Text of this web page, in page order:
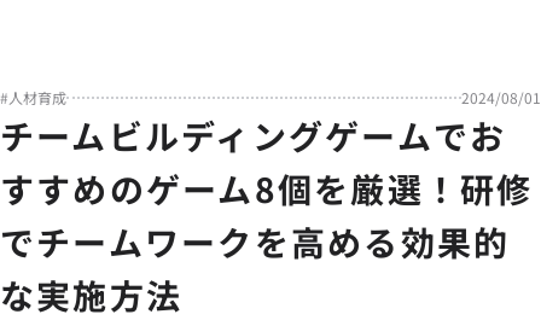
#人材育成 2024/08/01
チームビルディングゲームでお
すすめのゲーム8個を厳選！研修
でチームワークを高める効果的
な実施方法